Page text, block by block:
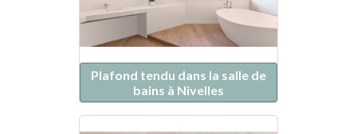
Plafond tendu dans la salle de
bains à Nivelles